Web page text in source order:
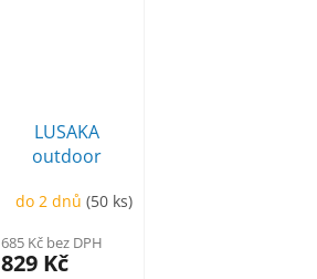
LUSAKA
outdoor
modrá
do 2 dnů(50 ks)
685 Kč bez DPH
829 Kč